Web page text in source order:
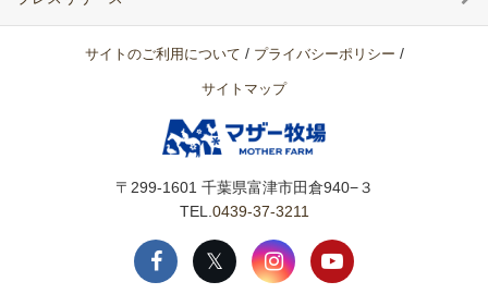
サイトのご利用について / プライバシーポリシー /
サイトマップ
〒299-1601 千葉県富津市田倉940−３
TEL.0439-37-3211
𝕏